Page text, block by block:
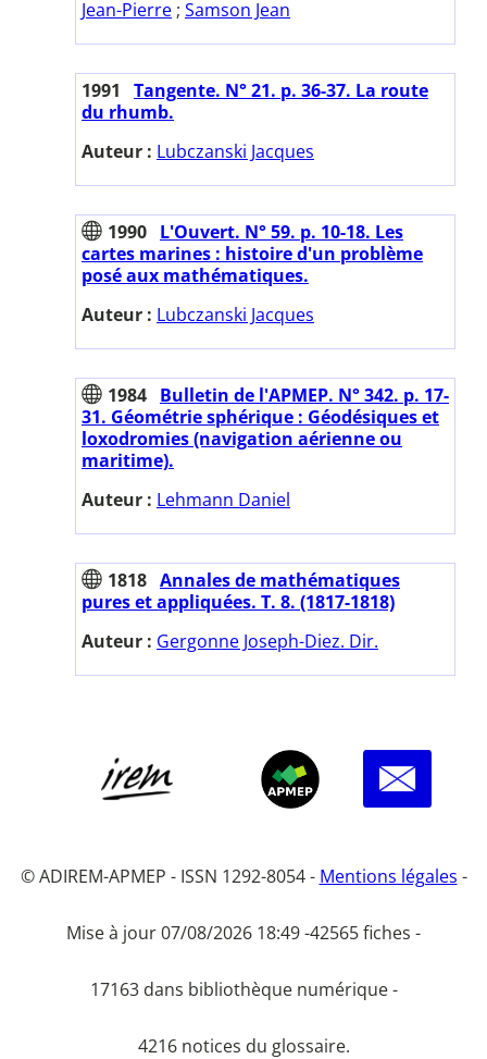
Jean-Pierre ; Samson Jean
1991
Tangente. N° 21. p. 36-37. La route
du rhumb.
Auteur : Lubczanski Jacques
1990 L'Ouvert. N° 59. p. 10-18. Les
cartes marines : histoire d'un problème
posé aux mathématiques.
Auteur : Lubczanski Jacques
1984 Bulletin de l'APMEP. N° 342. p. 17-
31. Géométrie sphérique : Géodésiques et
loxodromies (navigation aérienne ou
maritime).
Auteur : Lehmann Daniel
1818 Annales de mathématiques
pures et appliquées. T. 8. (1817-1818)
Auteur : Gergonne Joseph-Diez. Dir.
© ADIREM-APMEP - ISSN 1292-8054 - Mentions légales -
Mise à jour 07/08/2026 18:49 -42565 fiches -
17163 dans bibliothèque numérique -
4216 notices du glossaire.